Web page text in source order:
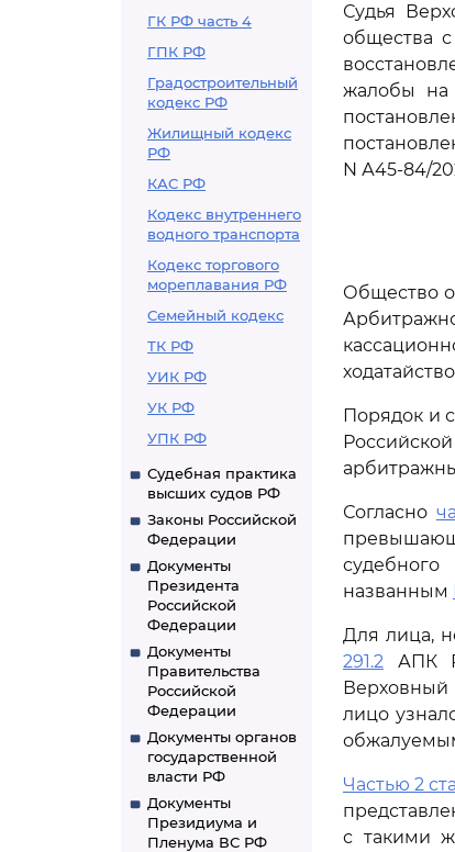
ГК РФ часть 4
ГПК РФ
Градостроительный
кодекс РФ
Жилищный кодекс
РФ
КАС РФ
Кодекс внутреннего
водного транспорта
Кодекс торгового
мореплавания РФ
Семейный кодекс
ТК РФ
УИК РФ
УК РФ
УПК РФ
Судебная практика
высших судов РФ
Законы Российской
Федерации
Документы
Президента
Российской
Федерации
Документы
Правительства
Российской
Федерации
Документы органов
государственной
власти РФ
Документы
Президиума и
Пленума ВС РФ
Судья
общества
жалобы на
N А45-84/
Общество
Порядок и
Согласно
названным
Для лица,
291.2 АПК
Верховный
лицо
Частью 2
с такими